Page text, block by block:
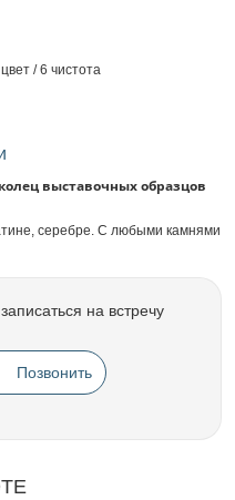
/ 6 чистота
выставочных образцов
серебре. С любыми камнями
на встречу
Позвонить